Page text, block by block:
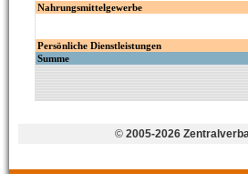
© 2005-2026